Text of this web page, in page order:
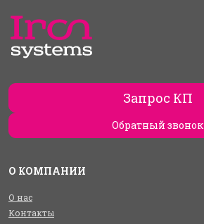
Запрос КП
Обратный звонок
О КОМПАНИИ
О нас
Контакты